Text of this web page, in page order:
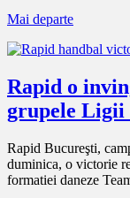
Mai departe
Rapid o
grupele
Rapid Bucureşti,
duminica, o victorie
formatiei daneze